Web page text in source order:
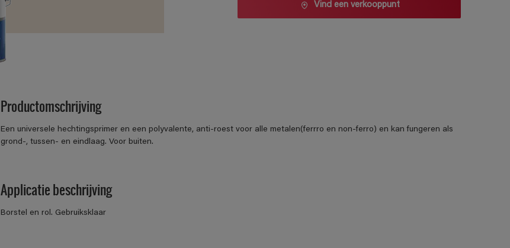
Vind een verkooppunt
Productomschrijving
Een universele hechtingsprimer en een polyvalente, anti-roest voor alle metalen(ferrro en non-ferro) en kan fungeren als
grond-, tussen- en eindlaag. Voor buiten.
Applicatie beschrijving
Borstel en rol. Gebruiksklaar